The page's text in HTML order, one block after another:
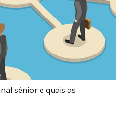
sênior e quais as